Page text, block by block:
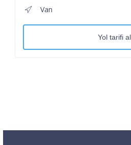
Van
Yol tarifi al